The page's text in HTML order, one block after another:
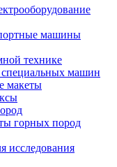
машины
технике
специальных машин
макеты
горных пород
исследования